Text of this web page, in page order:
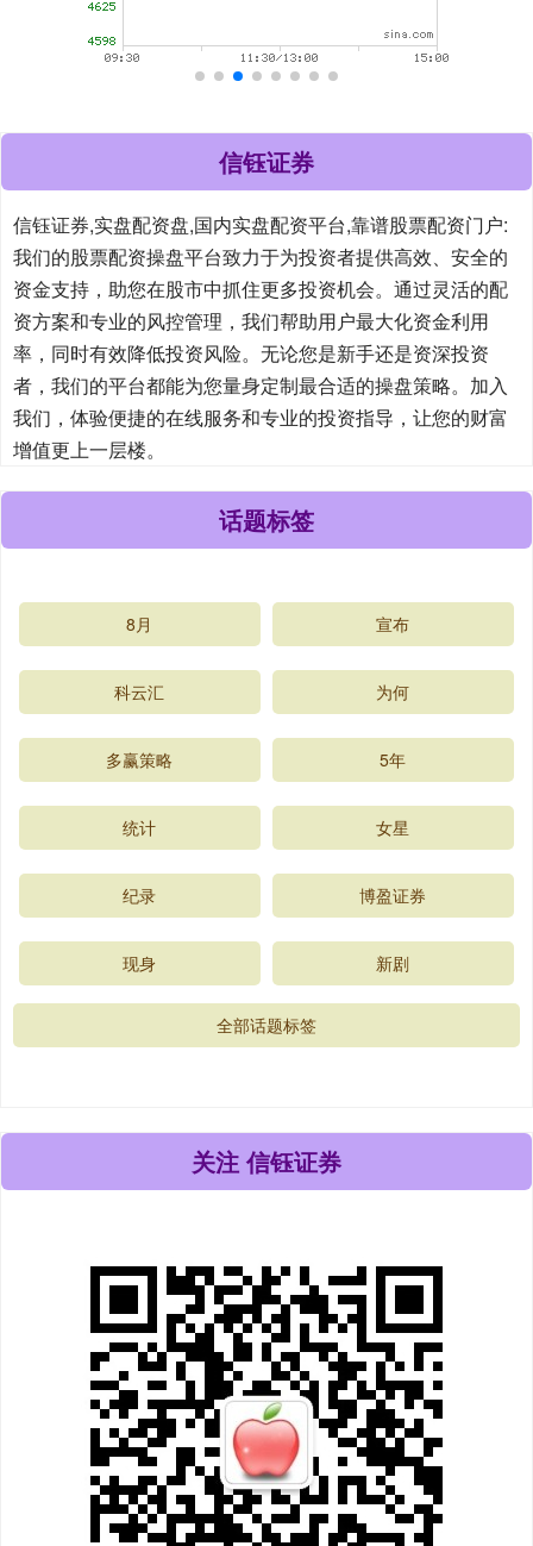
信钰证券
信钰证券,实盘配资盘,国内实盘配资平台,靠谱股票配资门户:
我们的股票配资操盘平台致力于为投资者提供高效、安全的
资金支持，助您在股市中抓住更多投资机会。通过灵活的配
资方案和专业的风控管理，我们帮助用户最大化资金利用
率，同时有效降低投资风险。无论您是新手还是资深投资
者，我们的平台都能为您量身定制最合适的操盘策略。加入
我们，体验便捷的在线服务和专业的投资指导，让您的财富
增值更上一层楼。
话题标签
8月 宣布
科云汇 为何
多赢策略 5年
统计 女星
纪录 博盈证券
现身 新剧
全部话题标签
关注 信钰证券